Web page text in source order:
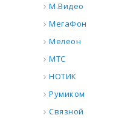
М.Видео
МегаФон
Мелеон
МТС
НОТИК
Румиком
Связной